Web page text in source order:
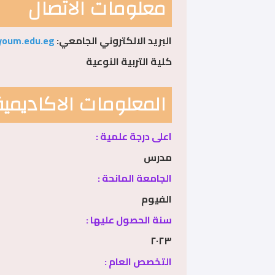
معلومات الاتصال
البريد الالكتروني الجامعي:
كلية التربية النوعية
المعلومات
اعلى درجة علمية :
مدرس
الجامعة المانحة :
الفيوم
سنة الحصول عليها :
٢٠٢٣
التخصص العام :